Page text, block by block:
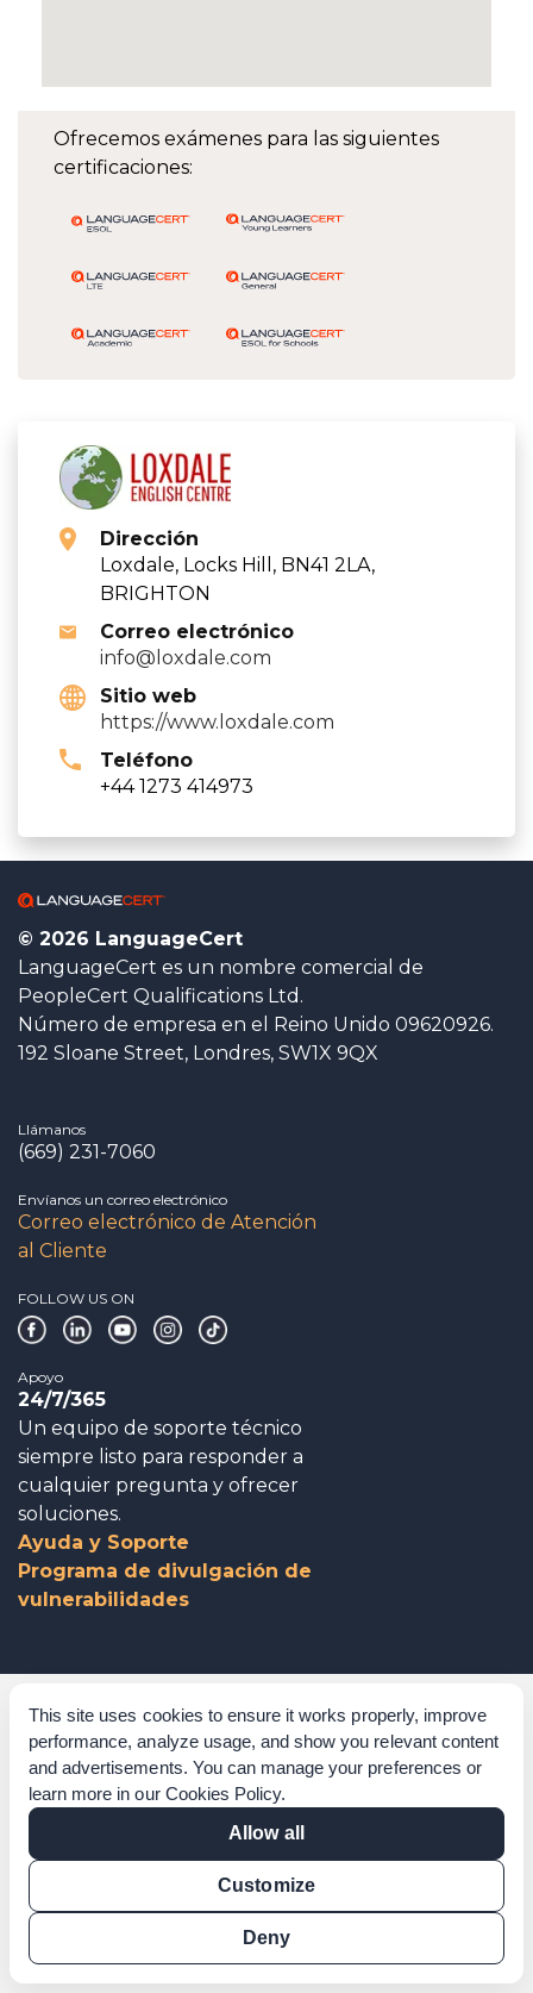
This site uses cookies to ensure it works properly, improve
performance, analyze usage, and show you relevant content
and advertisements. You can manage your preferences or
learn more in our Cookies Policy.
Allow all
Customize
Deny
Ofrecemos exámenes para las siguientes
certificaciones:
Dirección
Loxdale, Locks Hill, BN41 2LA,
BRIGHTON
Correo electrónico
info@loxdale.com
Sitio web
https://www.loxdale.com
Teléfono
+44 1273 414973
© 2026 LanguageCert
LanguageCert es un nombre comercial de
PeopleCert Qualifications Ltd.
Número de empresa en el Reino Unido 09620926.
192 Sloane Street, Londres, SW1X 9QX
Llámanos
(669) 231-7060
Envíanos un correo electrónico
Correo electrónico de Atención
al Cliente
FOLLOW US ON
Apoyo
24/7/365
Un equipo de soporte técnico
siempre listo para responder a
cualquier pregunta y ofrecer
soluciones.
Ayuda y Soporte
Programa de divulgación de
vulnerabilidades
Gobierno corporativo
Agradecimientos
Políticas y procedimientos
Declaración sobre la esclavitud moderna
Verificación de las certificaciones